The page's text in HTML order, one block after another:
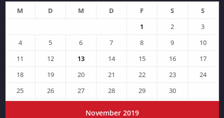
November 2019
M D M D F S
S
1
2
3
4
5 6 7 8 9
10
11
12 13 14 15 16
17
18
19 20 21 22 23
24
25
26 27 28 29 30